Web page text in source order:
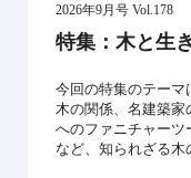
2026年9月号 Vol.178
特集：木と生
今回の特集のテーマ
木の関係、名建築
へのファニチャーツ
など、知られざる木